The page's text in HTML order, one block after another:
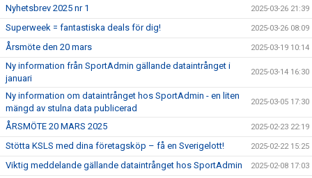
Nyhetsbrev 2025 nr 1 2025-03-26 21:39
Superweek = fantastiska deals för dig! 2025-03-26 08:09
Årsmöte den 20 mars 2025-03-19 10:14
Ny information från SportAdmin gällande dataintrånget i
januari
2025-03-14 16:30
Ny information om dataintrånget hos SportAdmin - en liten
mängd av stulna data publicerad
2025-03-05 17:30
ÅRSMÖTE 20 MARS 2025 2025-02-23 22:19
Stötta KSLS med dina företagsköp – få en Sverigelott! 2025-02-22 15:25
Viktig meddelande gällande dataintrånget hos SportAdmin 2025-02-08 17:03